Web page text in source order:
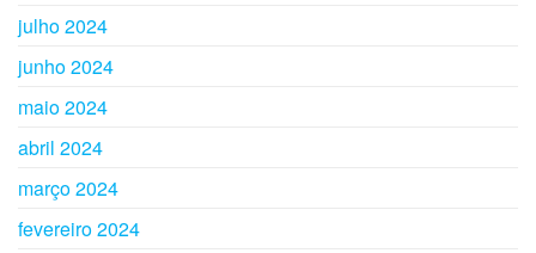
julho 2024
junho 2024
maio 2024
abril 2024
março 2024
fevereiro 2024